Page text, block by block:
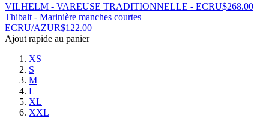
VILHELM - VAREUSE TRADITIONNELLE - ECRU$268.00
Thibalt - Marinière manches courtes
ECRU/AZUR$122.00
Ajout rapide au panier
XS
S
M
L
XL
XXL